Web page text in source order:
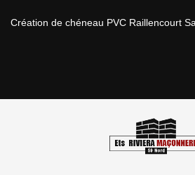
Création de chéneau PVC Raillencourt